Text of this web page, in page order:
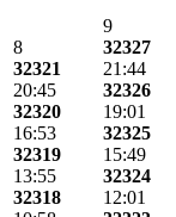
8
32321
20:45
32320
16:53
32319
13:55
32318
9
32327
21:44
32326
19:01
32325
15:49
32324
12:01